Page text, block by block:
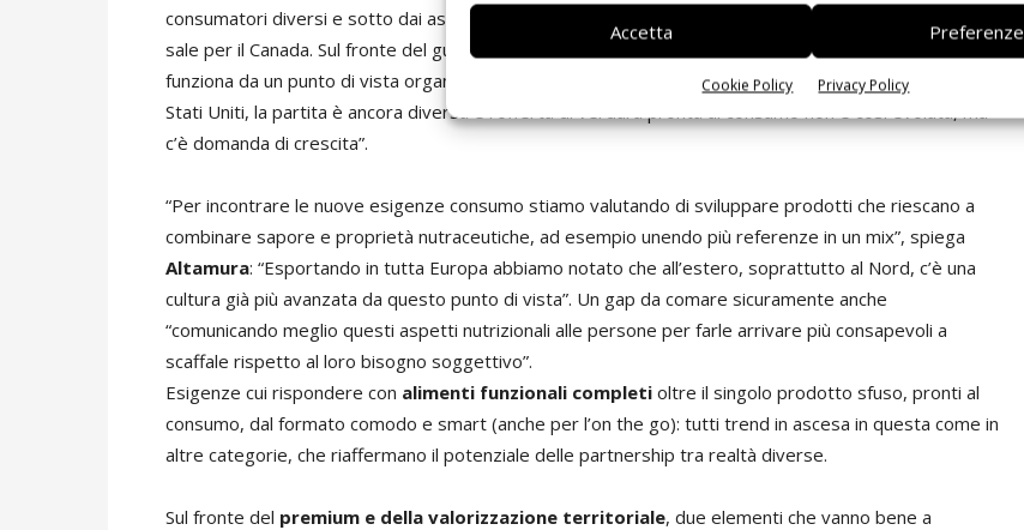
Accetta Preferenze
Cookie Policy Privacy Policy
consumatori diversi e sotto dai aspetti più evoluti: penso ad esempio all’attenzione alla quantità di
sale per il Canada. Sul fronte del gusto, invece, c’è molta affinità e la costruzione della ricetta spesso
funziona da un punto di vista organolettico, mentre va adattata su altri aspetti come la densità. Negli
Stati Uniti, la partita è ancora diversa e l’offerta di verdura pronta al consumo non è così evoluta, ma
c’è domanda di crescita”.
“Per incontrare le nuove esigenze consumo stiamo valutando di sviluppare prodotti che riescano a
combinare sapore e proprietà nutraceutiche, ad esempio unendo più referenze in un mix”, spiega
Altamura: “Esportando in tutta Europa abbiamo notato che all’estero, soprattutto al Nord, c’è una
cultura già più avanzata da questo punto di vista”. Un gap da comare sicuramente anche
“comunicando meglio questi aspetti nutrizionali alle persone per farle arrivare più consapevoli a
scaffale rispetto al loro bisogno soggettivo”.
Esigenze cui rispondere con alimenti funzionali completi oltre il singolo prodotto sfuso, pronti al
consumo, dal formato comodo e smart (anche per l’on the go): tutti trend in ascesa in questa come in
altre categorie, che riaffermano il potenziale delle partnership tra realtà diverse.
Sul fronte del premium e della valorizzazione territoriale, due elementi che vanno bene a